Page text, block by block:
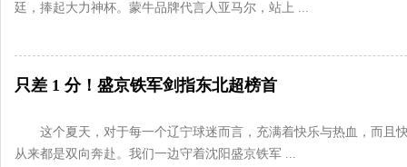
廷，捧起大力神杯。蒙牛品牌代言人亚马尔，站上 ...
只差 1 分！盛京铁军剑指东北超榜首
这个夏天，对于每一个辽宁球迷而言，充满着快乐与热血，而且
从来都是双向奔赴。我们一边守着沈阳盛京铁军 ...